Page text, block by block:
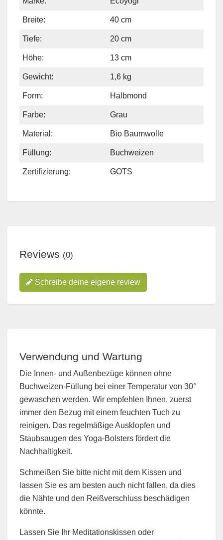
Breite: 40 cm
Tiefe: 20 cm
Höhe: 13 cm
Gewicht: 1,6 kg
Form: Halbmond
Farbe: Grau
Material: Bio Baumwolle
Füllung: Buchweizen
Zertifizierung: GOTS
Reviews (0)
Schreibe deine eigene review
Verwendung und Wartung
Die Innen- und Außenbezüge können ohne
Buchweizen-Füllung bei einer Temperatur von 30°
gewaschen werden. Wir empfehlen Ihnen, zuerst
immer den Bezug mit einem feuchten Tuch zu
reinigen. Das regelmäßige Ausklopfen und
Staubsaugen des Yoga-Bolsters fördert die
Nachhaltigkeit.
Schmeißen Sie bitte nicht mit dem Kissen und
lassen Sie es am besten auch nicht fallen, da dies
die Nähte und den Reißverschluss beschädigen
könnte.
Lassen Sie Ihr Meditationskissen oder